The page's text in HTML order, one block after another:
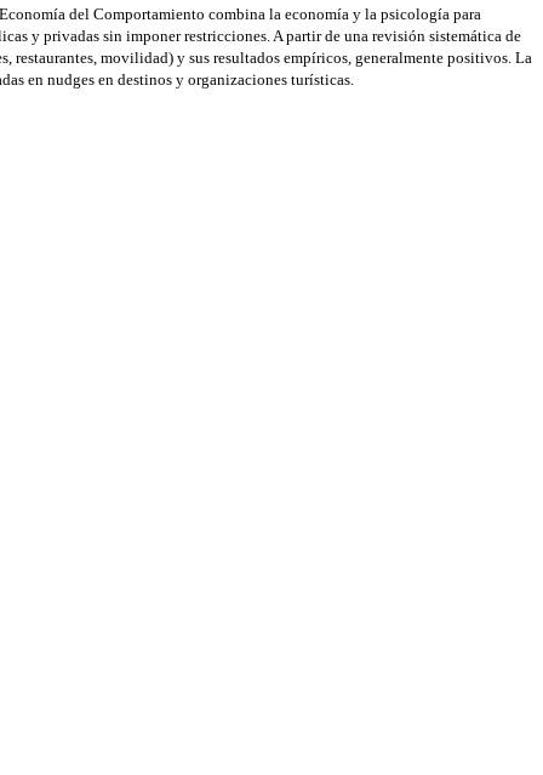
del Comportamiento combina la economía y la psicología para
y privadas sin imponer restricciones. A partir de una revisión sistemática de
movilidad) y sus resultados empíricos, generalmente positivos. La
en nudges en destinos y organizaciones turísticas.